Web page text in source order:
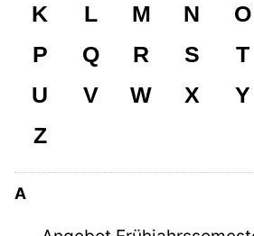
K
L M N
O
P
Q R S
T
U
V W X
Y
Z
A